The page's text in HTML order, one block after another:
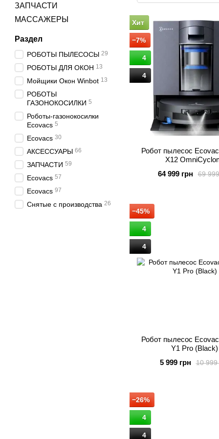
Хит
−7%
4
4
Робот пылесос
X12
69
64 999 грн
−45%
4
4
Робот пылесос
Y1 Pro (Black)
10 999
5 999 грн
−26%
4
4
ЗАПЧАСТИ
МАССАЖЕРЫ
Раздел
РОБОТЫ ПЫЛЕСОСЫ 29
РОБОТЫ ДЛЯ ОКОН 13
Мойщики Окон Winbot 13
РОБОТЫ
ГАЗОНОКОСИЛКИ 5
Роботы-газонокосилки
Ecovacs 5
Ecovacs 30
АКСЕССУАРЫ 66
ЗАПЧАСТИ 59
Ecovacs 57
Ecovacs 97
Снятые с производства 26